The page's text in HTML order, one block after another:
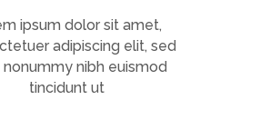
ipsum dolor sit amet,
adipiscing elit, sed
nonummy nibh euismod
tincidunt ut